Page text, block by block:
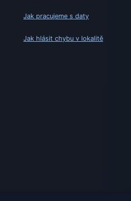
Jak pracujeme s daty
Jak hlásit chybu v lokalitě